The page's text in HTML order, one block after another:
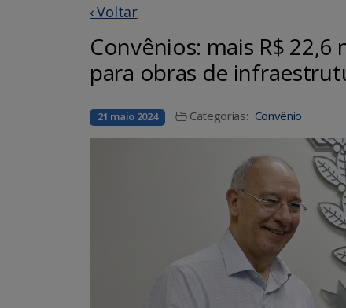
‹ Voltar
Convênios: mais R$
para obras de
21 maio 2024 Categorias: Convênio